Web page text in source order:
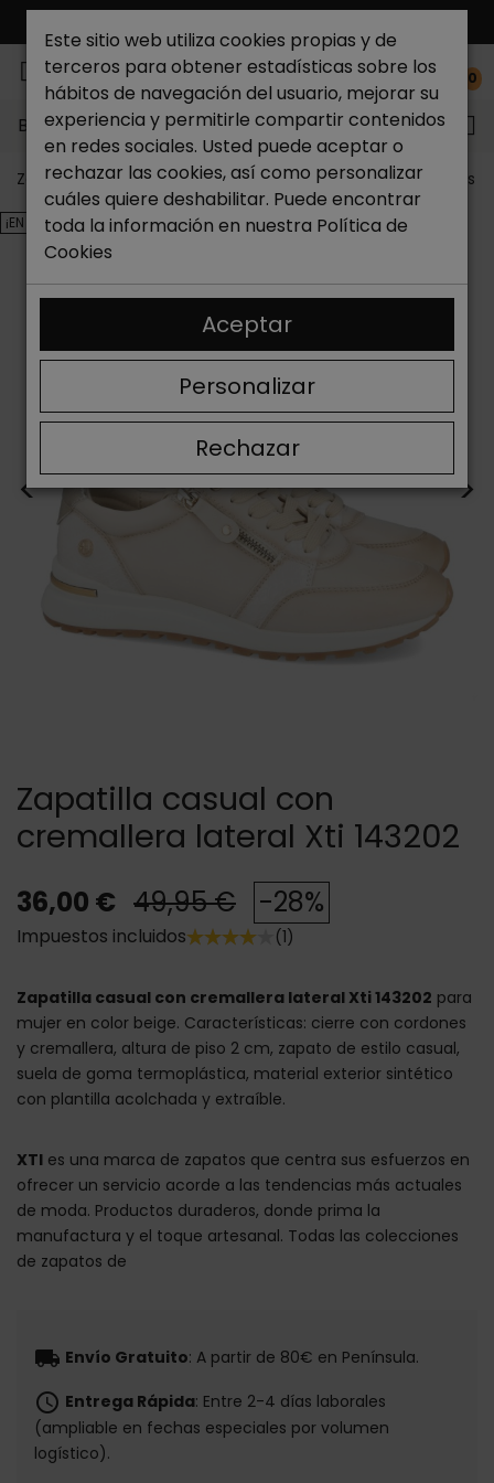
0
Buscar...
Zapateria Catchalot Outlet zapatos Outlet zapatos
¡EN OFERTA!
< >
Zapatilla casual con
cremallera lateral Xti 143202
36,00 € 49,95 € -28%
Impuestos incluidos (1)
Zapatilla casual con cremallera lateral Xti 143202 para
mujer en color beige. Características: cierre con cordones
y cremallera, altura de piso 2 cm, zapato de estilo casual,
suela de goma termoplástica, material exterior sintético
con plantilla acolchada y extraíble.
XTI es una marca de zapatos que centra sus esfuerzos en
ofrecer un servicio acorde a las tendencias más actuales
de moda. Productos duraderos, donde prima la
manufactura y el toque artesanal. Todas las colecciones
de zapatos de
local_shipping Envío Gratuito: A partir de 80€ en Península.
schedule Entrega Rápida: Entre 2-4 días laborales
(ampliable en fechas especiales por volumen
logístico).
Este sitio web utiliza cookies propias y de
terceros para obtener estadísticas sobre los
hábitos de navegación del usuario, mejorar su
experiencia y permitirle compartir contenidos
en redes sociales. Usted puede aceptar o
rechazar las cookies, así como personalizar
cuáles quiere deshabilitar. Puede encontrar
toda la información en nuestra Política de
Cookies
Rechazar
Personalizar
Aceptar